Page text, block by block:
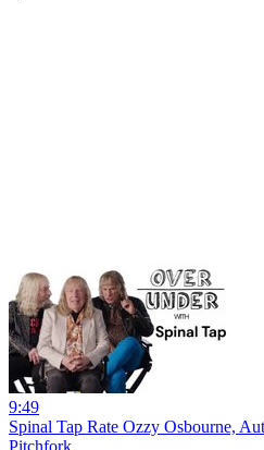
9:49
Spinal Tap Rate Ozzy Osbourne,